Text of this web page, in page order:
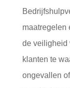
maatregelen
de veiligheid
klanten te
ongevallen